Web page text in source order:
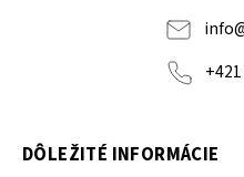
info
DÔLEŽITÉ INFORMÁCIE